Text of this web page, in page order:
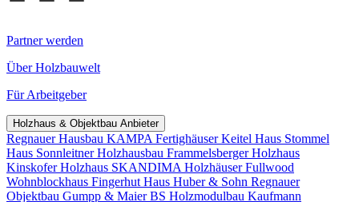
Partner werden
Über Holzbauwelt
Für Arbeitgeber
Holzhaus & Objektbau Anbieter
Regnauer Hausbau KAMPA FertighäuserKeitel Haus Stommel
Haus Sonnleitner Holzhausbau Frammelsberger Holzhaus
Kinskofer Holzhaus SKANDIMA HolzhäuserFullwood
Wohnblockhaus Fingerhut Haus Huber & Sohn Regnauer
Objektbau Gumpp & MaierBS Holzmodulbau Kaufmann